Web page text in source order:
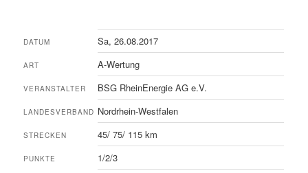
DATUM Sa, 26.08.2017
ART A-Wertung
VERANSTALTER BSG RheinEnergie AG e.V.
LANDESVERBAND Nordrhein-Westfalen
STRECKEN 45/ 75/ 115 km
PUNKTE 1/2/3